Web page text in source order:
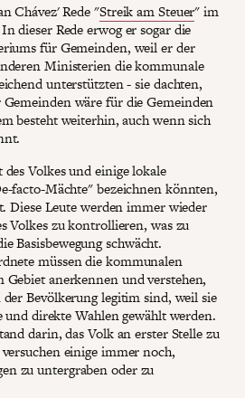
Chávez' Rede "Streik am Steuer" im
dieser Rede erwog er sogar die
für Gemeinden, weil er der
Ministerien die kommunale
unterstützten - sie dachten,
wäre für die Gemeinden
besteht weiterhin, auch wenn sich
Volkes und einige lokale
facto-Mächte" bezeichnen könnten,
Diese Leute werden immer wieder
Volkes zu kontrollieren, was zu
Basisbewegung schwächt.
müssen die kommunalen
anerkennen und verstehen,
Bevölkerung legitim sind, weil sie
direkte Wahlen gewählt werden.
darin, das Volk an erster Stelle zu
einige immer noch,
zu untergraben oder zu